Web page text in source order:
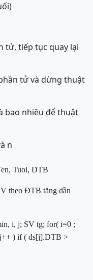
tử, tiếp tục quay lại
tử và dừng thuật
bao nhiêu để thuật
n
Tuoi, DTB
theo ĐTB tăng dần
i, j; SV tg; for( i=0 ;
) if( ds[j].DTB >